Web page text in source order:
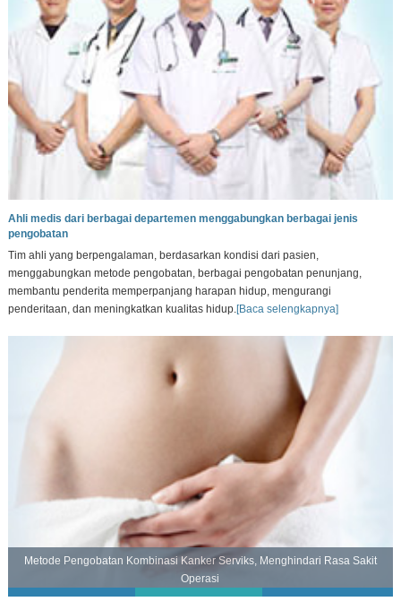
Ahli medis dari berbagai departemen menggabungkan berbagai jenis
pengobatan
Tim ahli yang berpengalaman, berdasarkan kondisi dari pasien,
menggabungkan metode pengobatan, berbagai pengobatan penunjang,
membantu penderita memperpanjang harapan hidup, mengurangi
penderitaan, dan meningkatkan kualitas hidup.[Baca selengkapnya]
Metode Pengobatan Kombinasi Kanker Serviks, Menghindari Rasa Sakit
Operasi